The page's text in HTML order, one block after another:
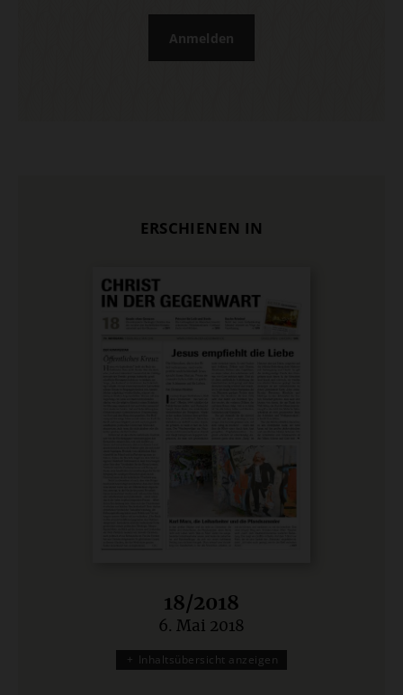
Anmelden
ERSCHIENEN IN
18/2018
:
6. Mai 2018
Inhaltsübersicht anzeigen